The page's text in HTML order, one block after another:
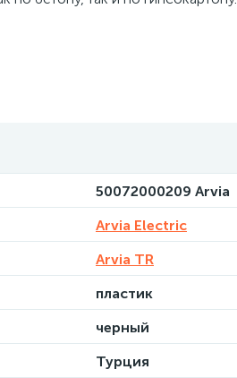
50072000209 Arvia
Arvia Electric
Arvia TR
пластик
черный
Турция